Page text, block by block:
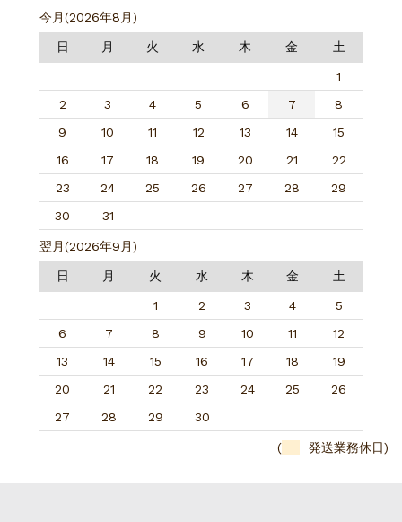
今月(2026年8月)
日 月 火 水 木 金 土
1
2
3 4 5 6 7
8
9
10 11 12 13 14
15
16
17 18 19 20 21
22
23
24 25 26 27 28
29
30
31
翌月(2026年9月)
日 月 火 水 木 金 土
1 2 3 4
5
6
7 8 9 10 11
12
13
14 15 16 17 18
19
20
21 22 23 24 25
26
27
28 29 30
( 発送業務休日)